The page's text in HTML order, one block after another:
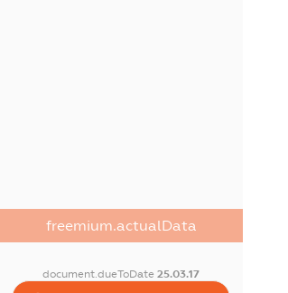
freemium.actualData
document.dueToDate25.03.17